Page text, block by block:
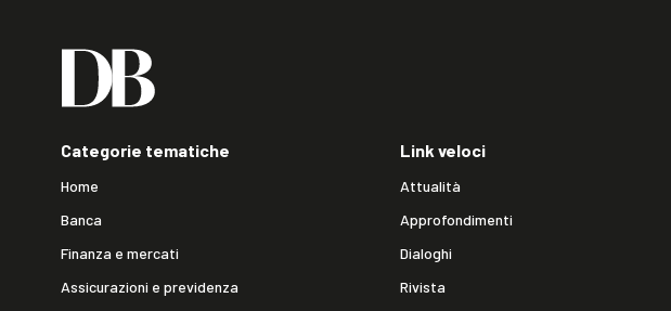
Categorie tematiche
Home
Banca
Finanza e mercati
Assicurazioni e previdenza
Link veloci
Attualità
Approfondimenti
Dialoghi
Rivista